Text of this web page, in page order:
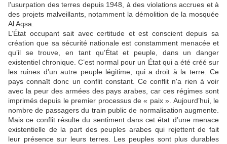
l'usurpation des terres depuis 1948, à des violations accrues et à
des projets malveillants, notamment la démolition de la mosquée
Al Aqsa.
L’État occupant sait avec certitude et est conscient depuis sa
création que sa sécurité nationale est constamment menacée et
qu’il se trouve, en tant qu’État et peuple, dans un danger
existentiel chronique. C’est normal pour un État qui a été créé sur
les ruines d’un autre peuple légitime, qui a droit à la terre. Ce
pays connaît donc un conflit constant. Ce conflit n'a rien à voir
avec la peur des armées des pays arabes, car ces régimes sont
imprimés depuis le premier processus de « paix ». Aujourd’hui, le
nombre de passagers du train public de normalisation augmente.
Mais ce conflit résulte du sentiment dans cet état d’une menace
existentielle de la part des peuples arabes qui rejettent de fait
leur présence sur leurs terres. Les peuples sont plus durables